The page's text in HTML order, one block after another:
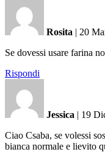
Rosita | 20
Se dovessi usare farina
Rispondi
Jessica | 19
Ciao Csaba, se volessi
bianca normale e lievito